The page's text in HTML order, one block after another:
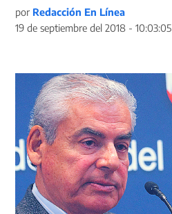
por Redacción En Línea
19 de septiembre del 2018 - 10:03:05